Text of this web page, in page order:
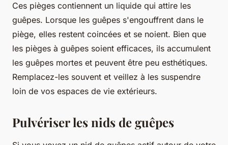
Ces pièges contiennent un liquide qui attire les
guêpes. Lorsque les guêpes s'engouffrent dans le
piège, elles restent coincées et se noient. Bien que
les pièges à guêpes soient efficaces, ils accumulent
les guêpes mortes et peuvent être peu esthétiques.
Remplacez-les souvent et veillez à les suspendre
loin de vos espaces de vie extérieurs.
Pulvériser les nids de guêpes